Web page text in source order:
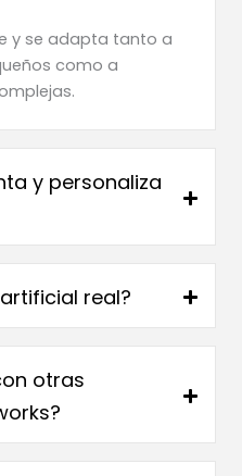
y se adapta tanto a
como a
y personaliza
real?
otras